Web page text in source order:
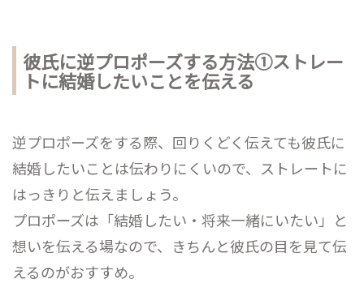
彼氏に逆プロポーズする方法①ストレー
トに結婚したいことを伝える
逆プロポーズをする際、回りくどく伝えても彼氏に
結婚したいことは伝わりにくいので、ストレートに
はっきりと伝えましょう。
プロポーズは「結婚したい・将来一緒にいたい」と
想いを伝える場なので、きちんと彼氏の目を見て伝
えるのがおすすめ。